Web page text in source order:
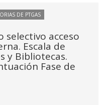
DE PTGAS
selectivo acceso
Escala de
y Bibliotecas.
Fase de